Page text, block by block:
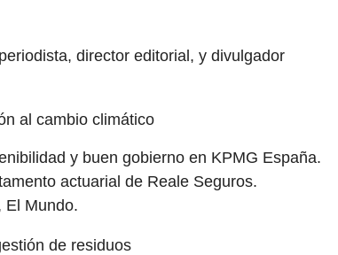
director editorial, y divulgador
al cambio climático
y buen gobierno en KPMG España.
actuarial de Reale Seguros.
El Mundo.
de residuos